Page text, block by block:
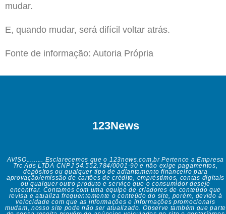
mudar.
E, quando mudar, será difícil voltar atrás.
Fonte de informação: Autoria Própria
123News
AVISO......... Esclarecemos que o 123news.com.br Pertence a Empresa
Trc Ads LTDA CNPJ 54.552.784/0001-90 e não exige pagamentos,
depósitos ou qualquer tipo de adiantamento financeiro para
aprovação/emissão de cartões de crédito, empréstimos, contas digitais
ou qualquer outro produto e serviço que o consumidor deseje
encontrar. Contamos com uma equipe de criadores de conteúdo que
revisa e atualiza frequentemente o conteúdo do site, porém, devido à
velocidade com que as informações e informações promocionais
mudam, nosso site pode não ser atualizado. Observe também que parte